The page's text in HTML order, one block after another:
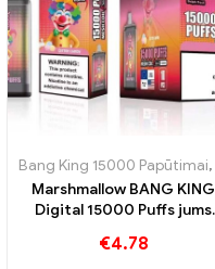
Bang King 15000 Papūtimai,
Marshmallow BANG KING
Digital 15000 Puffs jums
zefyrų kąsnelis
€4.78